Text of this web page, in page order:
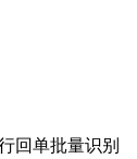
回单批量识别